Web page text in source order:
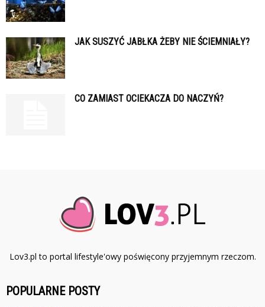
JAK SUSZYĆ JABŁKA ŻEBY NIE ŚCIEMNIAŁY?
CO ZAMIAST OCIEKACZA DO NACZYŃ?
Lov3.pl to portal lifestyle'owy poświęcony przyjemnym rzeczom.
POPULARNE POSTY